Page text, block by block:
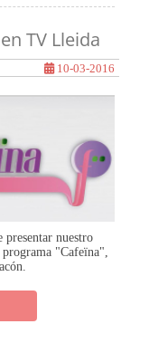
TV Lleida
10-03-2016
nuestro
"Cafeïna",